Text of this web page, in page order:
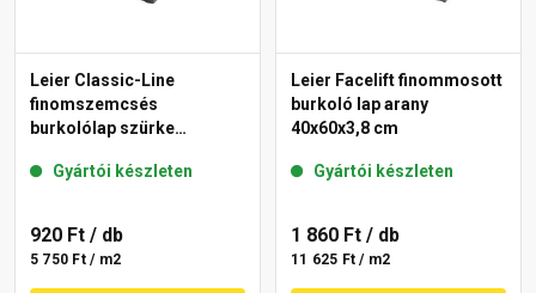
Leier Classic-Line
finomszemcsés
burkolólap szürke
Gyártói készleten
920 Ft / db
5 750 Ft / m2
Leier Facelift finommosott
burkoló lap arany
40x60x3,8 cm
Gyártói készleten
1 860 Ft / db
11 625 Ft / m2